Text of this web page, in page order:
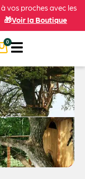
à vos proches avec les
🎁Voir la Boutique
0